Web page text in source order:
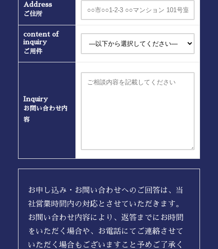
Address
ご住所
content of
inquiry
ご用件
Inquiry
お問い合わせ内
容
お申し込み・お問い合わせへのご回答は、当
社営業時間内の対応とさせていただきます。
お問い合わせ内容により、返答までにお時間
をいただく場合や、お電話にてご連絡させて
いただく場合もございますこと予めご了承く